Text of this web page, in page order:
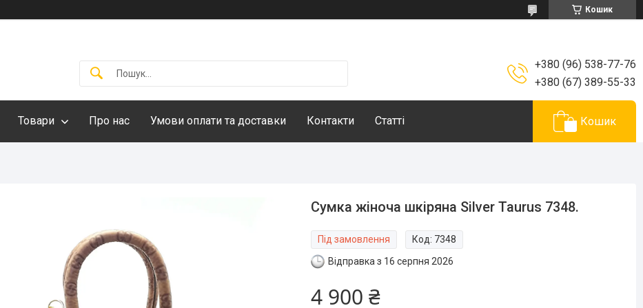
Кошик
+380 (96) 538-77-76
+380 (67) 389-55-33
Товари Про нас Умови оплати та доставки Контакти Статті Кошик
Сумка жіноча шкіряна Silver Taurus 7348.
Під замовлення Код: 7348
Відправка з 16 серпня 2026
4 900 ₴